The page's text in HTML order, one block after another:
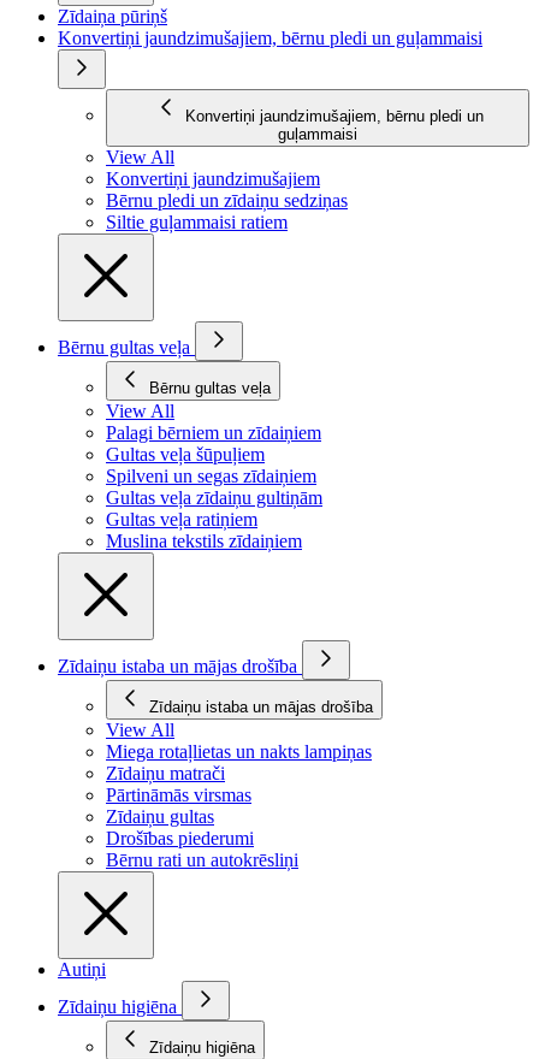
Zīdaiņa pūriņš
Konvertiņi jaundzimušajiem, bērnu pledi un guļammaisi
Konvertiņi jaundzimušajiem, bērnu pledi un
guļammaisi
View All
Konvertiņi jaundzimušajiem
Bērnu pledi un zīdaiņu sedziņas
Siltie guļammaisi ratiem
Bērnu gultas veļa
Bērnu gultas veļa
View All
Palagi bērniem un zīdaiņiem
Gultas veļa šūpuļiem
Spilveni un segas zīdaiņiem
Gultas veļa zīdaiņu gultiņām
Gultas veļa ratiņiem
Muslina tekstils zīdaiņiem
Zīdaiņu istaba un mājas drošība
Zīdaiņu istaba un mājas drošība
View All
Miega rotaļlietas un nakts lampiņas
Zīdaiņu matrači
Pārtināmās virsmas
Zīdaiņu gultas
Drošības piederumi
Bērnu rati un autokrēsliņi
Autiņi
Zīdaiņu higiēna
Zīdaiņu higiēna